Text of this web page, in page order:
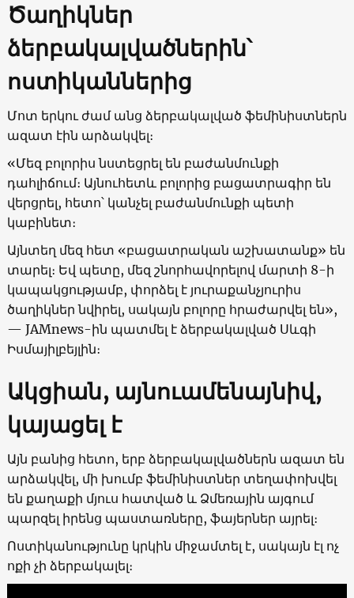
Ծաղիկներ
ձերբակալվածներին՝
ոստիկաններից
Մոտ երկու ժամ անց ձերբակալված ֆեմինիստներն
ազատ էին արձակվել։
«Մեզ բոլորիս նստեցրել են բաժանմունքի
դահլիճում։ Այնուհետև բոլորից բացատրագիր են
վերցրել, հետո՝ կանչել բաժանմունքի պետի
կաբինետ։
Այնտեղ մեզ հետ «բացատրական աշխատանք» են
տարել։ Եվ պետը, մեզ շնորհավորելով մարտի 8-ի
կապակցությամբ, փորձել է յուրաքանչյուրիս
ծաղիկներ նվիրել, սակայն բոլորը հրաժարվել են»,
— JAMnews-ին պատմել է ձերբակալված Սևգի
Իսմայիլբեյլին։
Ակցիան, այնուամենայնիվ,
կայացել է
Այն բանից հետո, երբ ձերբակալվածներն ազատ են
արձակվել, մի խումբ ֆեմինիստներ տեղափոխվել
են քաղաքի մյուս հատված և Ձմեռային այգում
պարզել իրենց պաստառները, ֆայերներ այրել։
Ոստիկանությունը կրկին միջամտել է, սակայն էլ ոչ
ոքի չի ձերբակալել։